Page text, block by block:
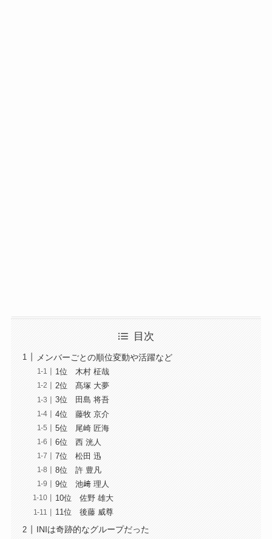
目次
メンバーごとの順位変動や活躍など
1位 木村 柾哉
2位 髙塚 大夢
3位 田島 将吾
4位 藤牧 京介
5位 尾崎 匠海
6位 西 洸人
7位 松田 迅
8位 許 豊凡
9位 池﨑 理人
10位 佐野 雄大
11位 後藤 威尊
INIは奇跡的なグループだった